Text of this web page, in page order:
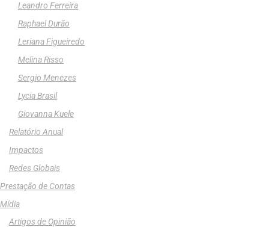
Leandro Ferreira
Raphael Durão
Leriana Figueiredo
Melina Risso
Sergio Menezes
Lycia Brasil
Giovanna Kuele
Relatório Anual
Impactos
Redes Globais
Prestação de Contas
Mídia
Artigos de Opinião